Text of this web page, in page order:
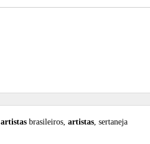
artistasbrasileiros, artistas, sertaneja